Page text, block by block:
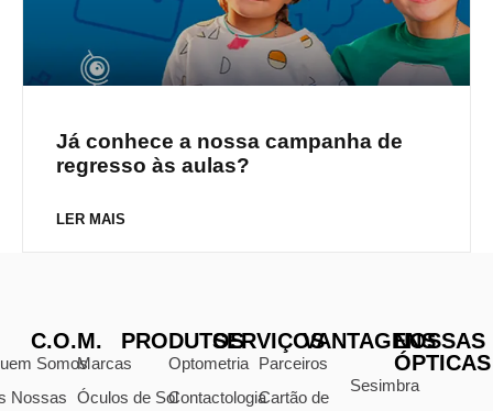
Já conhece a nossa campanha de
regresso às aulas?
LER MAIS
C.O.M.
Somos
Nossas
PRODUTOS
Marcas
Óculos de Sol
SERVIÇOS
Optometria
Contactologia
VANTAGENS
Parceiros
Cartão de
NOSSAS
ÓPTICAS
Sesimbra